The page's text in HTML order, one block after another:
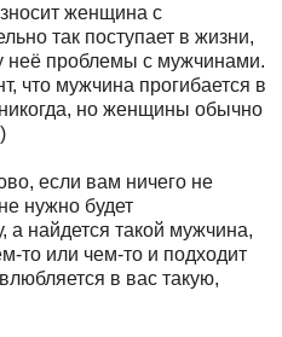
женщина с
так поступает в жизни,
неё проблемы с мужчинами.
что мужчина прогибается в
но женщины обычно
если вам ничего не
нужно будет
а найдется такой мужчина,
то или чем-то и подходит
в вас такую,